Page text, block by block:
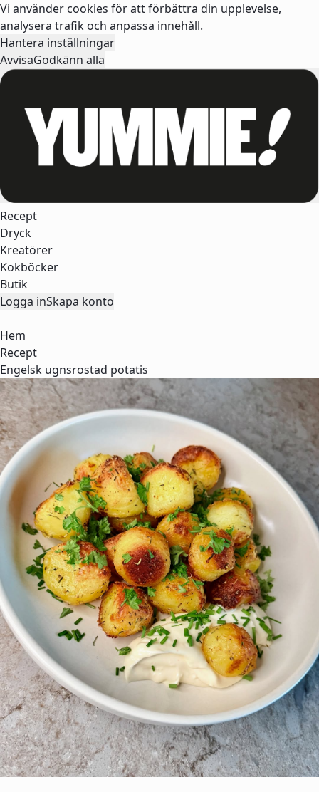
Vi använder cookies för att förbättra din upplevelse,
analysera trafik och anpassa innehåll.
Hantera inställningar
AvvisaGodkänn alla
Recept
Dryck
Kreatörer
Kokböcker
Butik
Logga inSkapa konto
Hem
Recept
Engelsk ugnsrostad potatis